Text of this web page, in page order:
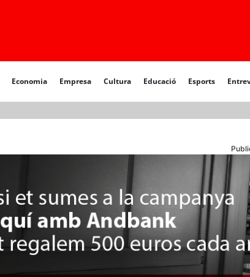
Economia Empresa Cultura Educació Esports